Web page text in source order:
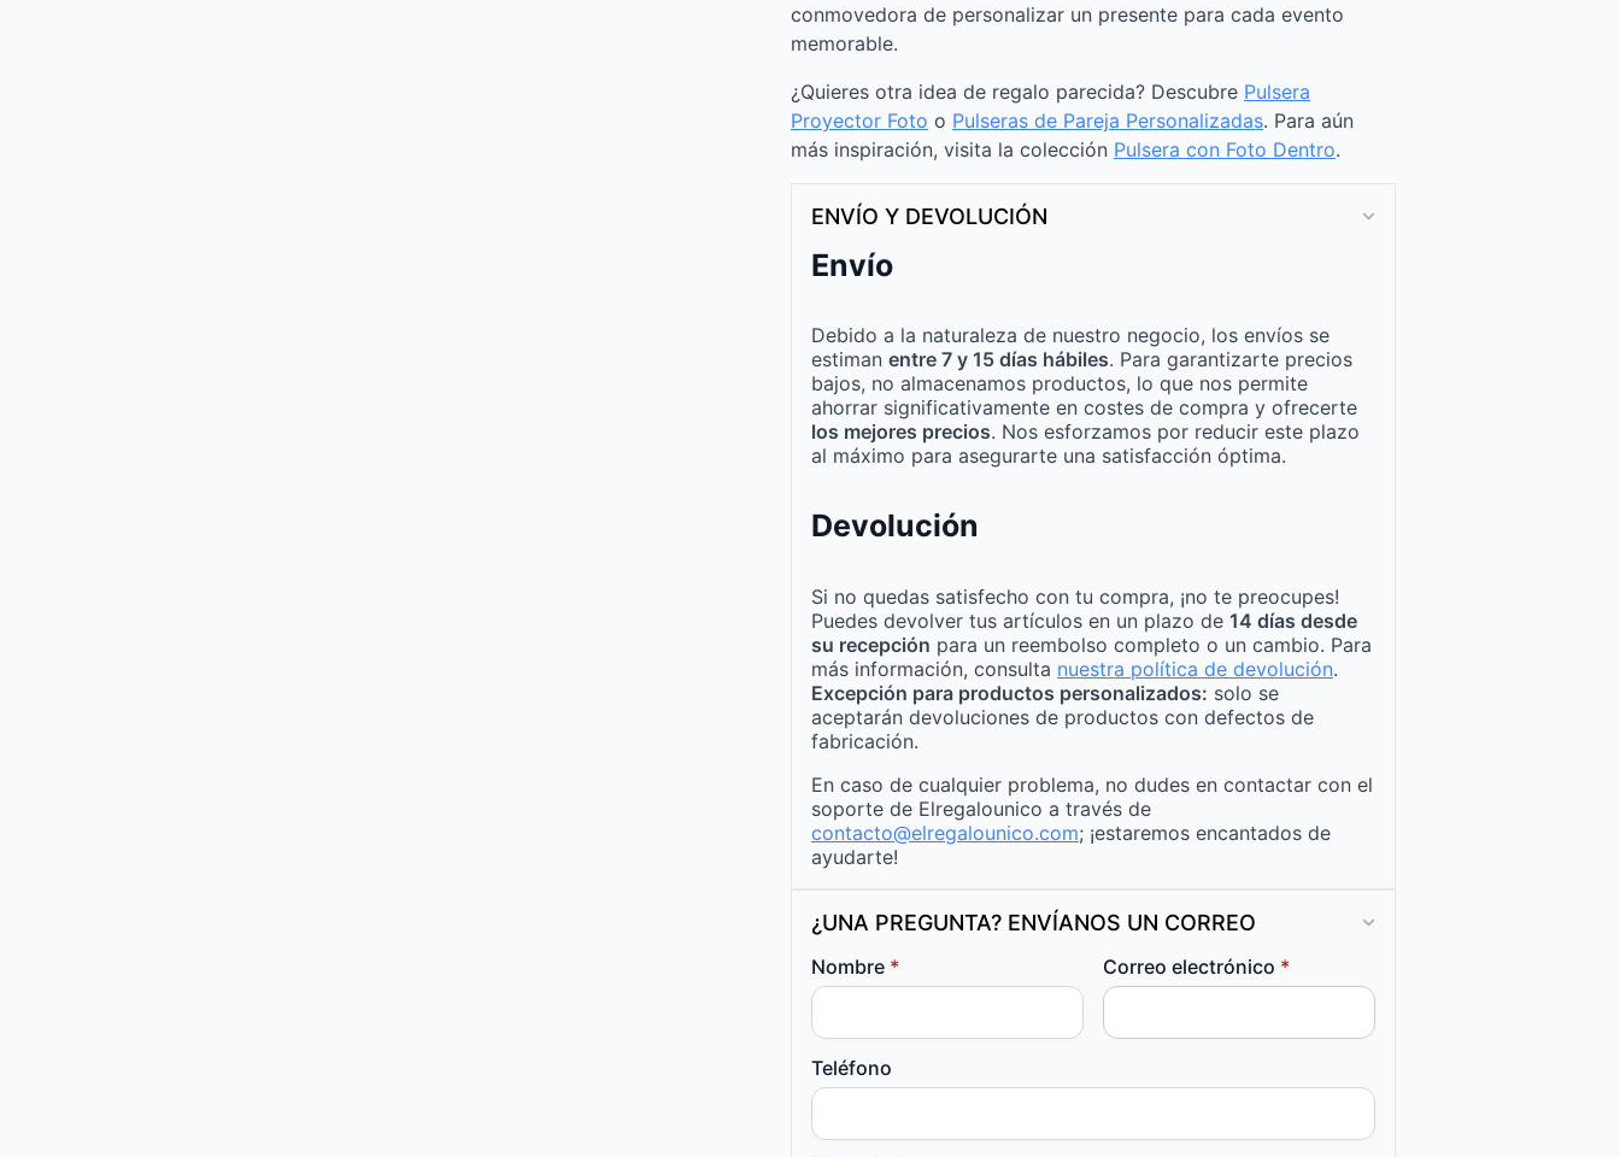
conmovedora de personalizar un presente para cada evento
memorable.
¿Quieres otra idea de regalo parecida? Descubre Pulsera
Proyector Foto o Pulseras de Pareja Personalizadas. Para aún
más inspiración, visita la colección Pulsera con Foto Dentro.
ENVÍO Y DEVOLUCIÓN
Envío
Debido a la naturaleza de nuestro negocio, los envíos se
estiman entre 7 y 15 días hábiles. Para garantizarte precios
bajos, no almacenamos productos, lo que nos permite
ahorrar significativamente en costes de compra y ofrecerte
los mejores precios. Nos esforzamos por reducir este plazo
al máximo para asegurarte una satisfacción óptima.
Devolución
Si no quedas satisfecho con tu compra, ¡no te preocupes!
Puedes devolver tus artículos en un plazo de 14 días desde
su recepción para un reembolso completo o un cambio. Para
más información, consulta nuestra política de devolución.
Excepción para productos personalizados: solo se
aceptarán devoluciones de productos con defectos de
fabricación.
En caso de cualquier problema, no dudes en contactar con el
soporte de Elregalounico a través de
contacto@elregalounico.com; ¡estaremos encantados de
ayudarte!
¿UNA PREGUNTA? ENVÍANOS UN CORREO
Nombre * Correo electrónico *
Teléfono